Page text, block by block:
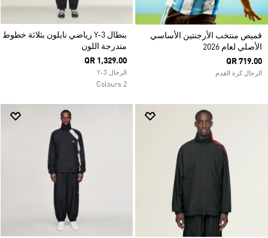
قميص منتخب الأرجنتين الأساسي
الأصلي لعام 2026
QR 719.00
الرجال كرة القدم
بنطال Y-3 رياضي نايلون بثلاثة خطوط
متدرجة اللون
QR 1,329.00
الرجال Y-3
2 Colours